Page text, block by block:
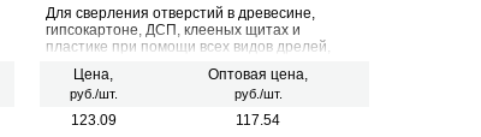
Для сверления отверстий в древесине,
гипсокартоне, ДСП, клееных щитах и
пластике при помощи всех видов дрелей,
Цена,
руб./шт.
Оптовая цена,
руб./шт.
123.09 117.54